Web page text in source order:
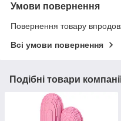
Умови повернення
Повернення товару
Всі умови повернення
Подібні товари